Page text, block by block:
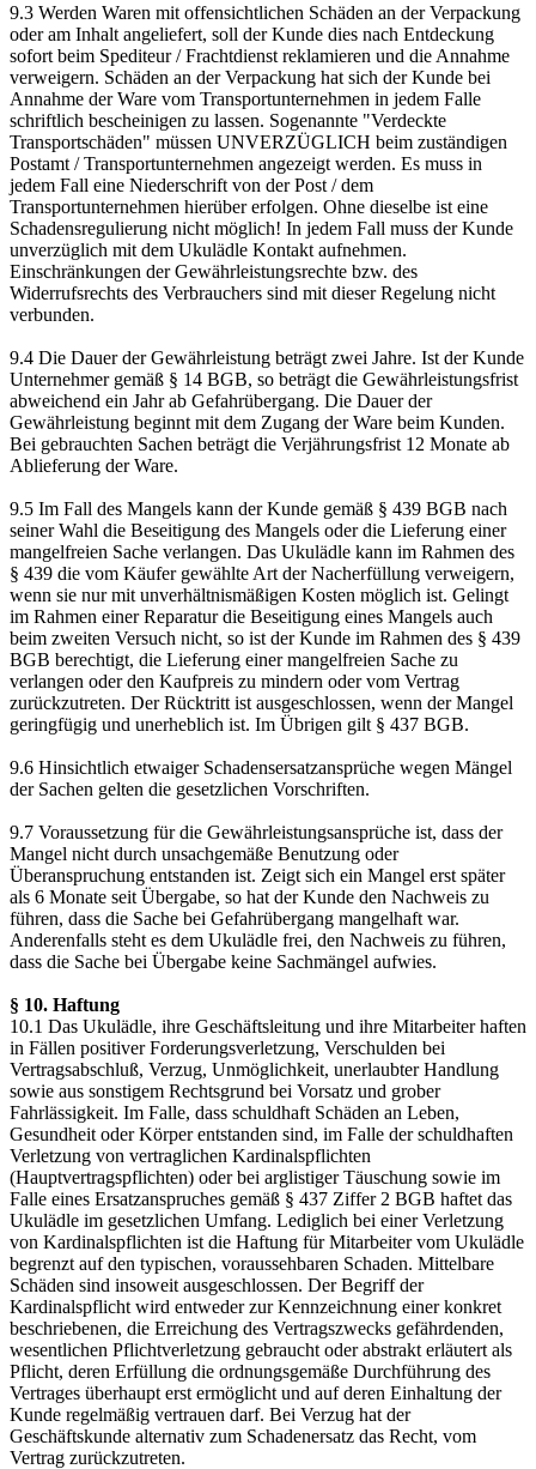
9.3 Werden Waren mit offensichtlichen Schäden an der Verpackung
oder am Inhalt angeliefert, soll der Kunde dies nach Entdeckung
sofort beim Spediteur / Frachtdienst reklamieren und die Annahme
verweigern. Schäden an der Verpackung hat sich der Kunde bei
Annahme der Ware vom Transportunternehmen in jedem Falle
schriftlich bescheinigen zu lassen. Sogenannte "Verdeckte
Transportschäden" müssen UNVERZÜGLICH beim zuständigen
Postamt / Transportunternehmen angezeigt werden. Es muss in
jedem Fall eine Niederschrift von der Post / dem
Transportunternehmen hierüber erfolgen. Ohne dieselbe ist eine
Schadensregulierung nicht möglich! In jedem Fall muss der Kunde
unverzüglich mit dem Ukulädle Kontakt aufnehmen.
Einschränkungen der Gewährleistungsrechte bzw. des
Widerrufsrechts des Verbrauchers sind mit dieser Regelung nicht
verbunden.
9.4 Die Dauer der Gewährleistung beträgt zwei Jahre. Ist der Kunde
Unternehmer gemäß § 14 BGB, so beträgt die Gewährleistungsfrist
abweichend ein Jahr ab Gefahrübergang. Die Dauer der
Gewährleistung beginnt mit dem Zugang der Ware beim Kunden.
Bei gebrauchten Sachen beträgt die Verjährungsfrist 12 Monate ab
Ablieferung der Ware.
9.5 Im Fall des Mangels kann der Kunde gemäß § 439 BGB nach
seiner Wahl die Beseitigung des Mangels oder die Lieferung einer
mangelfreien Sache verlangen. Das Ukulädle kann im Rahmen des
§ 439 die vom Käufer gewählte Art der Nacherfüllung verweigern,
wenn sie nur mit unverhältnismäßigen Kosten möglich ist. Gelingt
im Rahmen einer Reparatur die Beseitigung eines Mangels auch
beim zweiten Versuch nicht, so ist der Kunde im Rahmen des § 439
BGB berechtigt, die Lieferung einer mangelfreien Sache zu
verlangen oder den Kaufpreis zu mindern oder vom Vertrag
zurückzutreten. Der Rücktritt ist ausgeschlossen, wenn der Mangel
geringfügig und unerheblich ist. Im Übrigen gilt § 437 BGB.
9.6 Hinsichtlich etwaiger Schadensersatzansprüche wegen Mängel
der Sachen gelten die gesetzlichen Vorschriften.
9.7 Voraussetzung für die Gewährleistungsansprüche ist, dass der
Mangel nicht durch unsachgemäße Benutzung oder
Überanspruchung entstanden ist. Zeigt sich ein Mangel erst später
als 6 Monate seit Übergabe, so hat der Kunde den Nachweis zu
führen, dass die Sache bei Gefahrübergang mangelhaft war.
Anderenfalls steht es dem Ukulädle frei, den Nachweis zu führen,
dass die Sache bei Übergabe keine Sachmängel aufwies.
§ 10. Haftung
10.1 Das Ukulädle, ihre Geschäftsleitung und ihre Mitarbeiter haften
in Fällen positiver Forderungsverletzung, Verschulden bei
Vertragsabschluß, Verzug, Unmöglichkeit, unerlaubter Handlung
sowie aus sonstigem Rechtsgrund bei Vorsatz und grober
Fahrlässigkeit. Im Falle, dass schuldhaft Schäden an Leben,
Gesundheit oder Körper entstanden sind, im Falle der schuldhaften
Verletzung von vertraglichen Kardinalspflichten
(Hauptvertragspflichten) oder bei arglistiger Täuschung sowie im
Falle eines Ersatzanspruches gemäß § 437 Ziffer 2 BGB haftet das
Ukulädle im gesetzlichen Umfang. Lediglich bei einer Verletzung
von Kardinalspflichten ist die Haftung für Mitarbeiter vom Ukulädle
begrenzt auf den typischen, voraussehbaren Schaden. Mittelbare
Schäden sind insoweit ausgeschlossen. Der Begriff der
Kardinalspflicht wird entweder zur Kennzeichnung einer konkret
beschriebenen, die Erreichung des Vertragszwecks gefährdenden,
wesentlichen Pflichtverletzung gebraucht oder abstrakt erläutert als
Pflicht, deren Erfüllung die ordnungsgemäße Durchführung des
Vertrages überhaupt erst ermöglicht und auf deren Einhaltung der
Kunde regelmäßig vertrauen darf. Bei Verzug hat der
Geschäftskunde alternativ zum Schadenersatz das Recht, vom
Vertrag zurückzutreten.